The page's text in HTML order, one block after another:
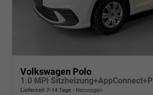
Volkswagen Polo
Lieferzeit 7-14 Tage Neuwagen